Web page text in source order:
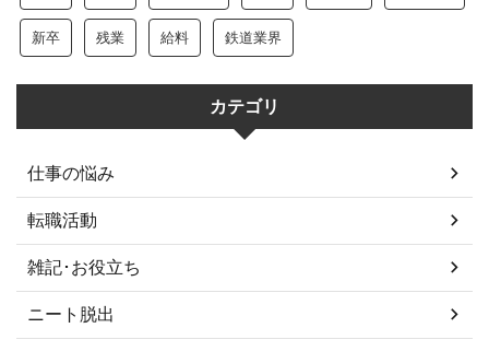
新卒 残業 給料 鉄道業界
カテゴリ
仕事の悩み
転職活動
雑記･お役立ち
ニート脱出